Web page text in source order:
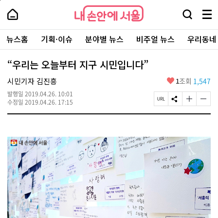
본
로
가
내
손
안
에
서
울
-
서
울
시
대
표
소
털
내
손
에
울
검
창
열
기
메
뉴
전
체
보
주
요
서
뉴스홈 기획·이슈 분야별 뉴스 비주얼 뉴스 우리동
“우리는 오늘부터 지구 시민입니다”
시민기자 김진흥
발행일 2019.04.26. 10:01
수정일 2019.04.26. 17:15
좋
요
1조회 1,547
페
이
R
L
복
사
S
N
유
하
글
자
크
게
변
경
하
기
글
자
작
게
경
하
페
상
단
로